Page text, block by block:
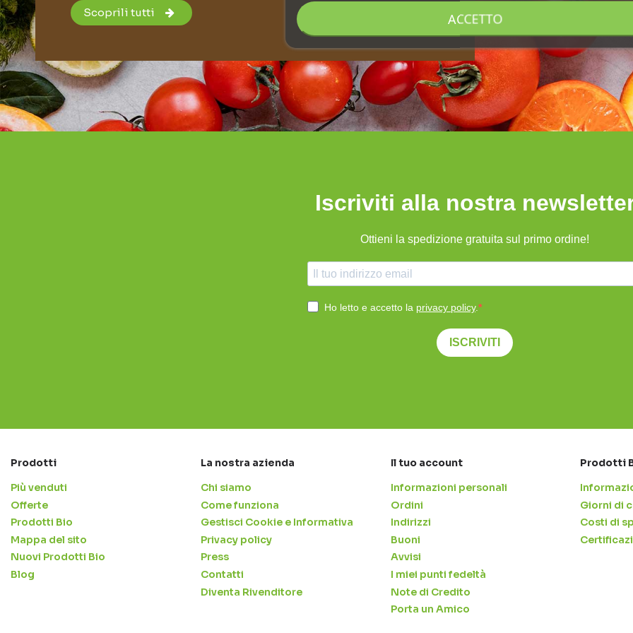
Scoprili tutti
Iscriviti alla nostra
Ottieni la spedizione gratuita sul primo ordine!
Ho letto e accetto la privacy policy.
ISCRIVITI
Prodotti
Più venduti
Offerte
Prodotti Bio
Mappa del sito
Nuovi Prodotti Bio
Blog
La nostra azienda
Chi siamo
Come funziona
Gestisci Cookie e Informativa
Privacy policy
Press
Contatti
Diventa Rivenditore
Il tuo account
Informazioni personali
Ordini
Indirizzi
Buoni
Avvisi
I miei punti fedeltà
Note di Credito
Porta un Amico
Prodotti
Giorni di
Costi di
ACCETTO